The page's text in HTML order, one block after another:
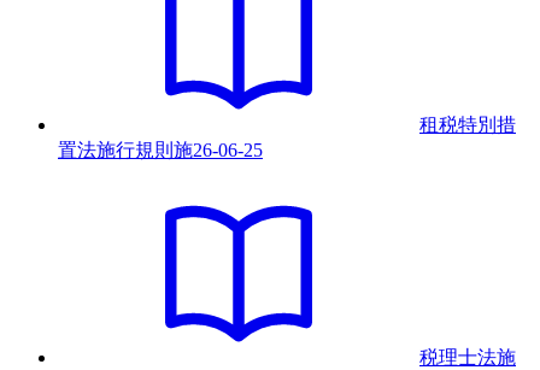
租税特別措
置法施行規則 施26-06-25
税理士法施